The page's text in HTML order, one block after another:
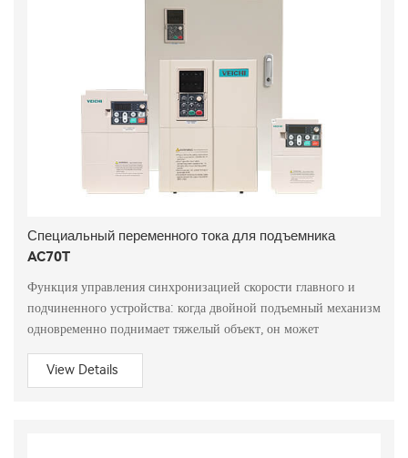
Специальный переменного тока для подъемника
AC70T
Функция управления синхронизацией скорости главного и
подчиненного устройства: когда двойной подъемный механизм
одновременно поднимает тяжелый объект, он может
View Details